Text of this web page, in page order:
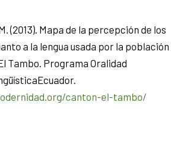
(2013). Mapa de la percepción de los
a la lengua usada por la población
Tambo. Programa Oralidad
canton-el-tambo/